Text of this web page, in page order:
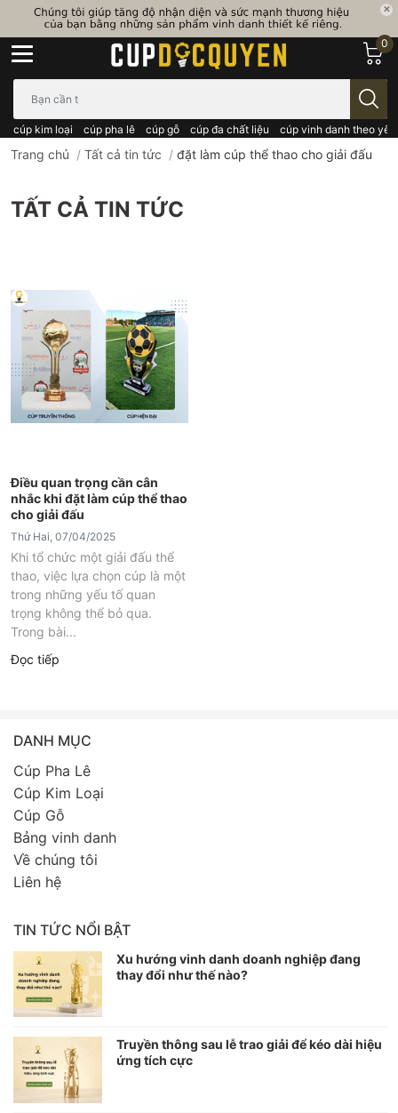
cúp kim loại cúp pha lê cúp gỗ cúp đa chất liệu cúp vinh danh theo
0
Trang chủ / Tất cả tin tức / đặt làm cúp thể thao cho giải đấu
TẤT CẢ TIN TỨC
Điều quan trọng cần cân
nhắc khi đặt làm cúp thể thao
cho giải đấu
Thứ Hai, 07/04/2025
Khi tổ chức một giải đấu thể
thao, việc lựa chọn cúp là một
trong những yếu tố quan
trọng không thể bỏ qua.
Trong bài...
Đọc tiếp
DANH MỤC
Cúp Pha Lê
Cúp Kim Loại
Cúp Gỗ
Bảng vinh danh
Về chúng tôi
Liên hệ
TIN TỨC NỔI BẬT
Xu hướng vinh danh doanh nghiệp đang
thay đổi như thế nào?
Truyền thông sau lễ trao giải để kéo dài hiệu
ứng tích cực